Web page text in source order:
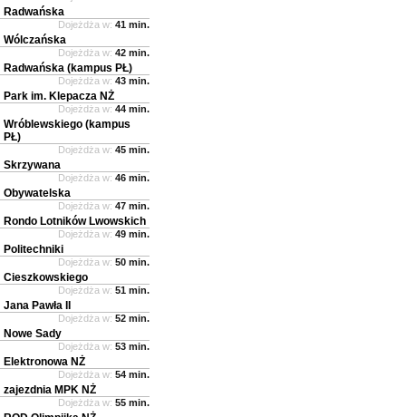
Radwańska
Dojeżdża w: 41 min.
Wólczańska
Dojeżdża w: 42 min.
Radwańska (kampus PŁ)
Dojeżdża w: 43 min.
Park im. Klepacza NŻ
Dojeżdża w: 44 min.
Wróblewskiego (kampus
PŁ)
Dojeżdża w: 45 min.
Skrzywana
Dojeżdża w: 46 min.
Obywatelska
Dojeżdża w: 47 min.
Rondo Lotników Lwowskich
Dojeżdża w: 49 min.
Politechniki
Dojeżdża w: 50 min.
Cieszkowskiego
Dojeżdża w: 51 min.
Jana Pawła II
Dojeżdża w: 52 min.
Nowe Sady
Dojeżdża w: 53 min.
Elektronowa NŻ
Dojeżdża w: 54 min.
zajezdnia MPK NŻ
Dojeżdża w: 55 min.